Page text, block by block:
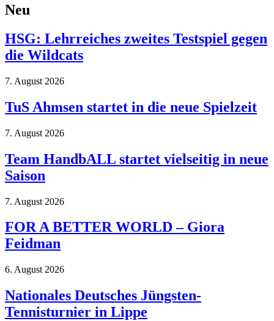
Neu
HSG: Lehrreiches zweites Testspiel gegen
die Wildcats
7. August 2026
TuS Ahmsen startet in die neue Spielzeit
7. August 2026
Team HandbALL startet vielseitig in neue
Saison
7. August 2026
FOR A BETTER WORLD – Giora
Feidman
6. August 2026
Nationales Deutsches Jüngsten-
Tennisturnier in Lippe